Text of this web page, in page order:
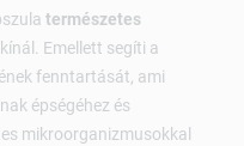
természetes
Emellett segíti a
fenntartását, ami
épségéhez és
mikroorganizmusokkal